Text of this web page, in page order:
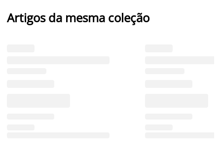
Artigos da mesma coleção